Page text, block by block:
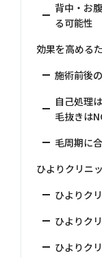
背中・お
る可能性
効果を高める
施術前後
自己処理
毛抜きは
毛周期に
ひよりクリニ
ひよりク
ひよりク
ひよりク